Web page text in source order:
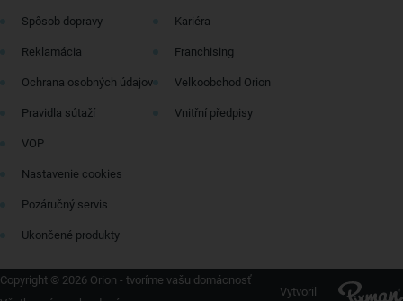
Spôsob dopravy
Reklamácia
Ochrana osobných údajov
Pravidla sútaží
VOP
Nastavenie cookies
Pozáručný servis
Ukončené produkty
Kariéra
Franchising
Velkoobchod Orion
Vnitřní předpisy
Copyright © 2026 Orion - tvoríme vašu domácnosť
Vytvoril